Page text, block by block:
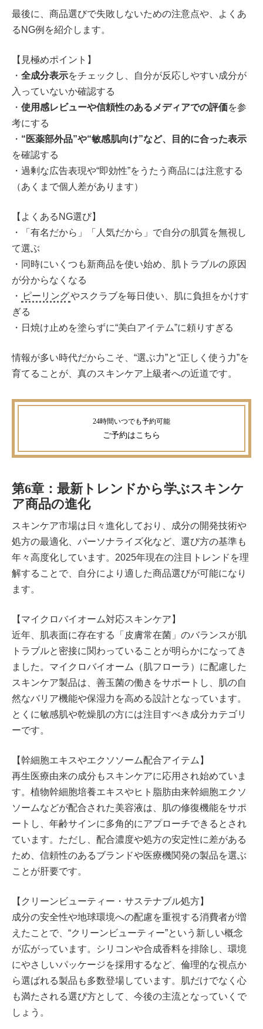
最後に、商品選びで失敗しないための注意点や、よくあ
るNG例を紹介します。
【見極めポイント】
・ 全成分表示をチェックし、自分が反応しやすい成分が
入っていないか確認する
・ 使用感レビューや信頼性のあるメディアでの評価を参
考にする
・ “医薬部外品”や“敏感肌向け”など、目的に合った表示
を確認する
・過剰な広告表現や“即効性”をうたう商品には注意する
（あくまで個人差があります）
【よくあるNG選び】
・「有名だから」「人気だから」で自分の肌質を無視し
て選ぶ
・同時にいくつも新商品を使い始め、肌トラブルの原因
が分からなくなる
・
ピーリングやスクラブを毎日使い、肌に負担をかけす
ぎる
・日焼け止めを塗らずに“美白アイテム”に頼りすぎる
情報が多い時代だからこそ、“選ぶ力”と“正しく使う力”を
育てることが、真のスキンケア上級者への近道です。
ご予約はこちら
第6章：最新トレンドから学ぶスキンケ
ア商品の進化
スキンケア市場は日々進化しており、成分の開発技術や
処方の最適化、パーソナライズ化など、選び方の基準も
年々高度化しています。2025年現在の注目トレンドを理
解することで、自分により適した商品選びが可能になり
ます。
【マイクロバイオーム対応スキンケア】
近年、肌表面に存在する「皮膚常在菌」のバランスが肌
トラブルと密接に関わっていることが明らかになってき
ました。マイクロバイオーム（肌フローラ）に配慮した
スキンケア製品は、善玉菌の働きをサポートし、肌の自
然なバリア機能や保湿力を高める設計となっています。
とくに敏感肌や乾燥肌の方には注目すべき成分カテゴリ
ーです。
【幹細胞エキスやエクソソーム配合アイテム】
再生医療由来の成分もスキンケアに応用され始めていま
す。植物幹細胞培養エキスやヒト脂肪由来幹細胞エクソ
ソームなどが配合された美容液は、肌の修復機能をサポ
ートし、年齢サインに多角的にアプローチできるとされ
ています。ただし、配合濃度や処方の安定性に差がある
ため、信頼性のあるブランドや医療機関発の製品を選ぶ
ことが肝要です。
【クリーンビューティー・サステナブル処方】
成分の安全性や地球環境への配慮を重視する消費者が増
えたことで、“クリーンビューティー”という新しい概念
が広がっています。シリコンや合成香料を排除し、環境
にやさしいパッケージを採用するなど、倫理的な視点か
ら選ばれる製品も多数登場しています。肌だけでなく心
も満たされる選び方として、今後の主流となっていくで
しょう。